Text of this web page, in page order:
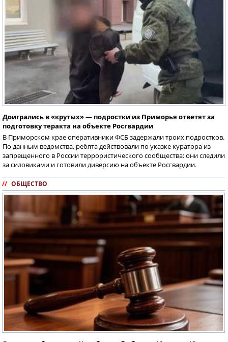
Доигрались в «крутых» — подростки из Приморья ответят за
подготовку теракта на объекте Росгвардии
В Приморском крае оперативники ФСБ задержали троих подростков.
По данным ведомства, ребята действовали по указке куратора из
запрещенного в России террористического сообщества: они следили
за силовиками и готовили диверсию на объекте Росгвардии.
// ОБЩЕСТВО